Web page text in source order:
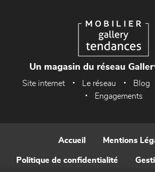
Un magasin du réseau
Site internet Le réseau Blog
Engagements
Accueil Mentions
Politique de confidentialité